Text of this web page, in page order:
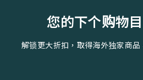
您的下个购物
解锁更大折扣，取得海外独家商品